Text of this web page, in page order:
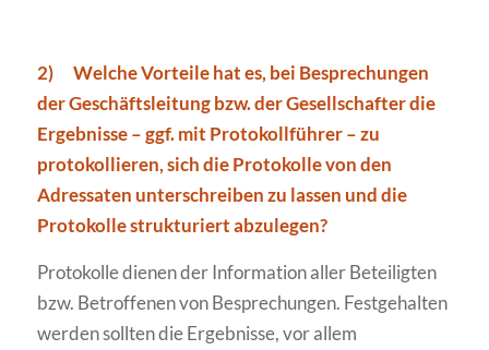
2) Welche Vorteile hat es, bei Besprechungen
der Geschäftsleitung bzw. der Gesellschafter die
Ergebnisse – ggf. mit Protokollführer – zu
protokollieren, sich die Protokolle von den
Adressaten unterschreiben zu lassen und die
Protokolle strukturiert abzulegen?
Protokolle dienen der Information aller Beteiligten
bzw. Betroffenen von Besprechungen. Festgehalten
werden sollten die Ergebnisse, vor allem